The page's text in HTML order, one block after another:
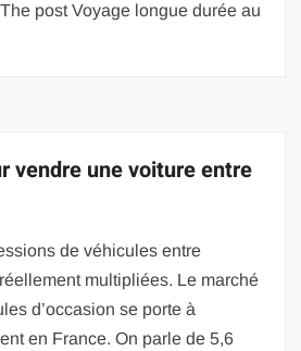
post Voyage longue durée au
vendre une voiture entre
de véhicules entre
multipliées. Le marché
d’occasion se porte à
en France. On parle de 5,6